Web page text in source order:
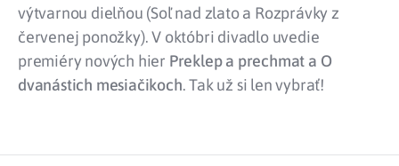
výtvarnou dielňou (Soľ nad zlato a Rozprávky z
červenej ponožky). V októbri divadlo uvedie
premiéry nových hier Preklep a prechmat a O
dvanástich mesiačikoch. Tak už si len vybrať!